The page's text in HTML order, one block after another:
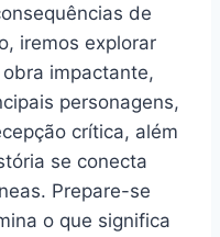
de
iremos explorar
impactante,
personagens,
crítica, além
se conecta
Prepare-se
o que significa